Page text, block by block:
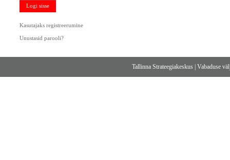
Logi sisse
Kasutajaks registreerumine
Unustasid parooli?
Tallinna Strateegiakeskus |Vabaduse